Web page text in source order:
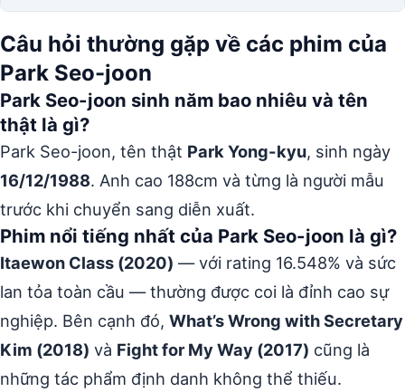
Câu hỏi thường gặp về các phim của
Park Seo-joon
Park Seo-joon sinh năm bao nhiêu và tên
thật là gì?
Park Seo-joon, tên thật Park Yong-kyu, sinh ngày
16/12/1988. Anh cao 188cm và từng là người mẫu
trước khi chuyển sang diễn xuất.
Phim nổi tiếng nhất của Park Seo-joon là gì?
Itaewon Class (2020) — với rating 16.548% và sức
lan tỏa toàn cầu — thường được coi là đỉnh cao sự
nghiệp. Bên cạnh đó, What’s Wrong with Secretary
Kim (2018) và Fight for My Way (2017) cũng là
những tác phẩm định danh không thể thiếu.